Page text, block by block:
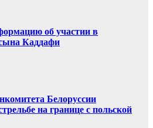
об участии в
Каддафи
Белоруссии
на границе с польской